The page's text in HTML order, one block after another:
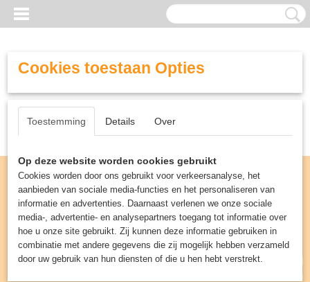
Inloggen Registreren
UW WINKELWAGEN
(0)
Cookies toestaan Opties
Toestemming Details Over
Op deze website worden cookies gebruikt
Cookies worden door ons gebruikt voor verkeersanalyse, het
aanbieden van sociale media-functies en het personaliseren van
informatie en advertenties. Daarnaast verlenen we onze sociale
media-, advertentie- en analysepartners toegang tot informatie over
hoe u onze site gebruikt. Zij kunnen deze informatie gebruiken in
combinatie met andere gegevens die zij mogelijk hebben verzameld
door uw gebruik van hun diensten of die u hen hebt verstrekt.